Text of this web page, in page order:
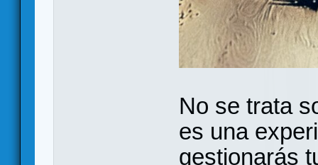
No se trata
es una
gestionarás